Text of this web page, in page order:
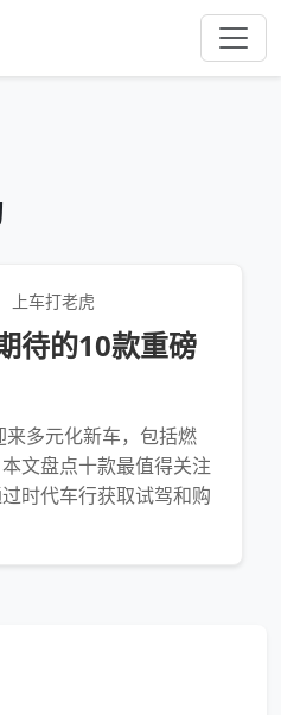
上车打老虎
待的10款重磅
多元化新车，包括燃
文盘点十款最值得关注
时代车行获取试驾和购